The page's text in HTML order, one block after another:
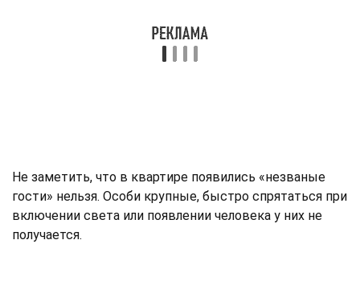
Не заметить, что в квартире появились «незваные
гости» нельзя. Особи крупные, быстро спрятаться при
включении света или появлении человека у них не
получается.